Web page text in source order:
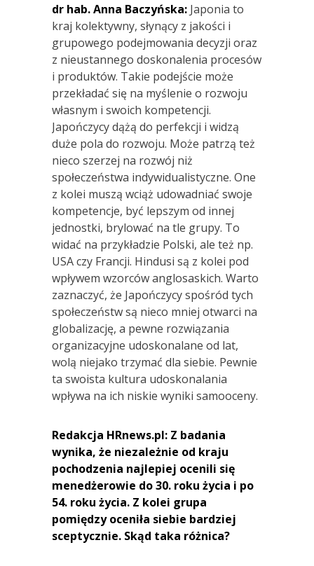
dr hab. Anna Baczyńska: Japonia to
kraj kolektywny, słynący z jakości i
grupowego podejmowania decyzji oraz
z nieustannego doskonalenia procesów
i produktów. Takie podejście może
przekładać się na myślenie o rozwoju
własnym i swoich kompetencji.
Japończycy dążą do perfekcji i widzą
duże pola do rozwoju. Może patrzą też
nieco szerzej na rozwój niż
społeczeństwa indywidualistyczne. One
z kolei muszą wciąż udowadniać swoje
kompetencje, być lepszym od innej
jednostki, brylować na tle grupy. To
widać na przykładzie Polski, ale też np.
USA czy Francji. Hindusi są z kolei pod
wpływem wzorców anglosaskich. Warto
zaznaczyć, że Japończycy spośród tych
społeczeństw są nieco mniej otwarci na
globalizację, a pewne rozwiązania
organizacyjne udoskonalane od lat,
wolą niejako trzymać dla siebie. Pewnie
ta swoista kultura udoskonalania
wpływa na ich niskie wyniki samooceny.
Redakcja HRnews.pl: Z badania
wynika, że niezależnie od kraju
pochodzenia najlepiej ocenili się
menedżerowie do 30. roku życia i po
54. roku życia. Z kolei grupa
pomiędzy oceniła siebie bardziej
sceptycznie. Skąd taka różnica?